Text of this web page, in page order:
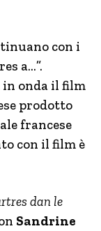
con i
a…”.
in onda il film
prodotto
francese
con il film è
dan le
Sandrine